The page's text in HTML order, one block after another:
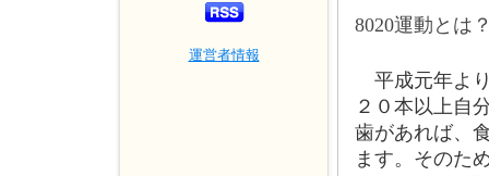
運営者情報
8020運動とは
平成元年よ
２０本以上自
歯があれば、
ます。そのた